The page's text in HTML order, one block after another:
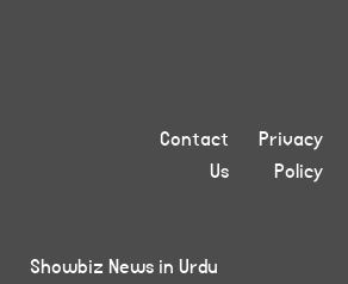
Privacy
Policy
Contact
Us
Showbiz News in Urdu